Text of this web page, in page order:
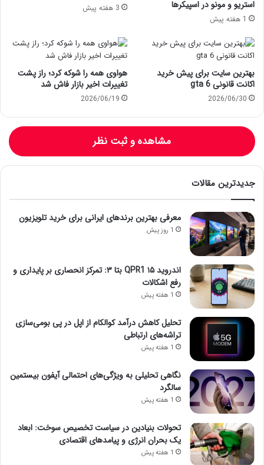
استریو و مونو در اسپیکرها
1 هفته پیش
3 هفته پیش
بهترین سایت برای پیش خرید
اکانت قانونی gta 6
2026/06/30
هواوی همه را شوکه کرد؛ راز پشت
تغییرات اخیر بازار فاش شد
2026/06/19
مشاهده و ثبت نظر
جدیدترین مقالات
معرفی بهترین برندهای ایرانی برای خرید تلویزیون
1 روز پیش
اندروید ۱۵ QPR1 بتا ۳: تمرکز انحصاری بر پایداری و
رفع اشکالات
1 هفته پیش
تحلیل کاهش درآمد کوالکام از اپل در پی بومی‌سازی
تراشه‌های ارتباطی
1 هفته پیش
نگاهی تحلیلی به ویژگی‌های احتمالی آیفون بیستمین
سالگرد
1 هفته پیش
تحولات بنیادین در سیاست تخصیص سوخت: ابعاد
یک بحران انرژی و پیامدهای اقتصادی
1 هفته پیش